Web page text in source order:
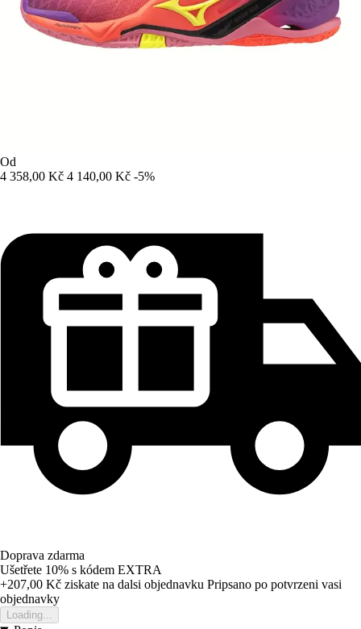
Od
4 358,00 Kč 4 140,00 Kč -5%
Doprava zdarma
Ušetřete 10% s kódem EXTRA
+207,00 Kč ziskate na dalsi objednavku Pripsano po potvrzeni vasi
objednavky
Loading...